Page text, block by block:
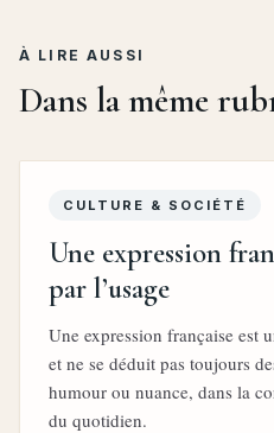
À LIRE AUSSI
Dans la même
CULTURE & SOCIÉTÉ
Une expression
par l’usage
Une expression française est
et ne se déduit pas toujours
humour ou nuance, dans la
du quotidien.